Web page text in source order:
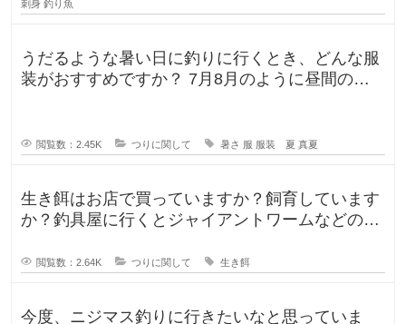
刺身 釣り魚
うだるような暑い日に釣りに行くとき、どんな服
装がおすすめですか？ 7月8月のように昼間の気
閲覧数：2.45K つりに関して 暑さ 服 服装 夏 真夏
生き餌はお店で買っていますか？飼育しています
か？釣具屋に行くとジャイアントワームなどの生
閲覧数：2.64K つりに関して 生き餌
今度、ニジマス釣りに行きたいなと思っていま